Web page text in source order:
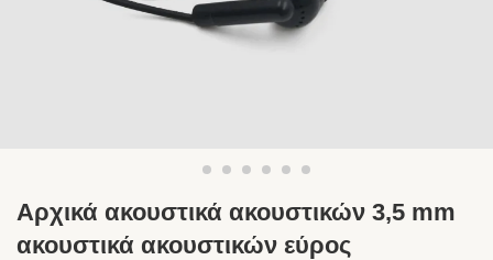
Αρχικά ακουστικά ακουστικών 3,5 mm
ακουστικά ακουστικών εύρος